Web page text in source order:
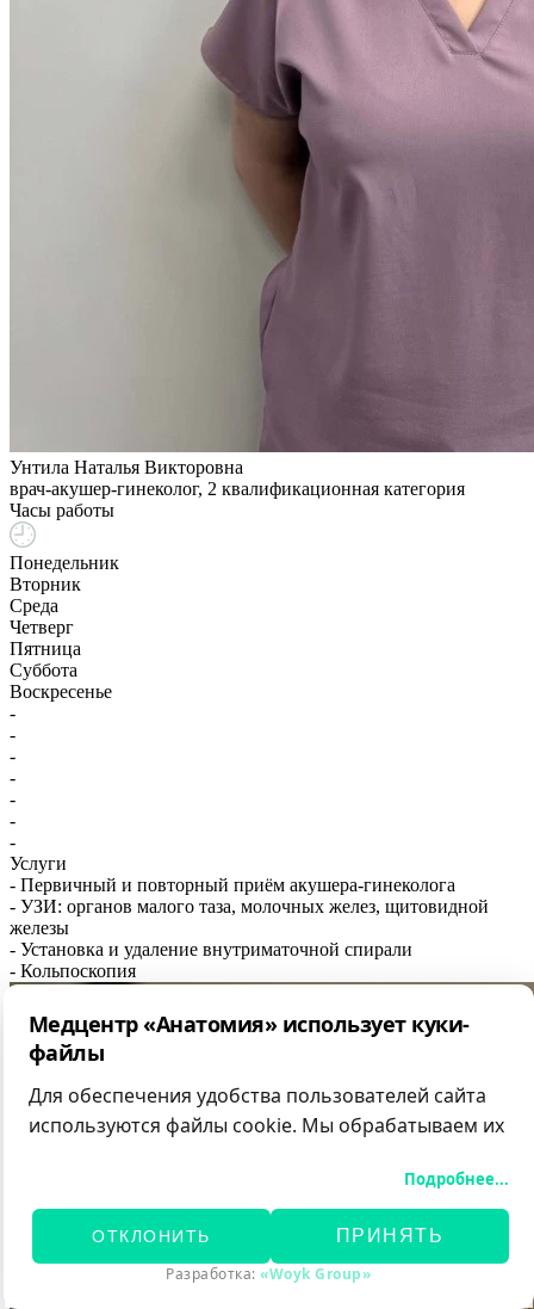
Унтила Наталья Викторовна
врач-акушер-гинеколог, 2 квалификационная категория
Часы работы
Понедельник
Вторник
Среда
Четверг
Пятница
Суббота
Воскресенье
-
-
-
-
-
-
-
Услуги
- Первичный и повторный приём акушера-гинеколога
- УЗИ: органов малого таза, молочных желез, щитовидной
железы
- Установка и удаление внутриматочной спирали
- Кольпоскопия
Медцентр «Анатомия» использует куки-
файлы
Для обеспечения удобства пользователей сайта
используются файлы cookie. Мы обрабатываем их
Вы можете принять все файлы cookie, отклонить
необязательные или самостоятельно настроить
категории обрабатываемых данных.
Подробнее...
ПРИНЯТЬ
ОТКЛОНИТЬ
Разработка:«Woyk Group»